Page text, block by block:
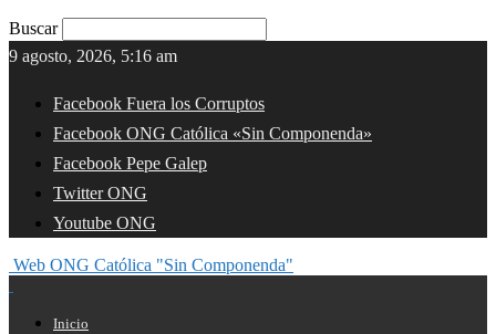
Buscar
9 agosto, 2026, 5:16 am
Facebook Fuera los Corruptos
Facebook ONG Católica «Sin Componenda»
Facebook Pepe Galep
Twitter ONG
Youtube ONG
Web ONG Católica "Sin Componenda"
Inicio